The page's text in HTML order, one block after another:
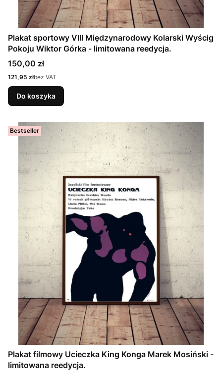
Plakat sportowy VIII Międzynarodowy Kolarski Wyścig
Pokoju Wiktor Górka - limitowana reedycja.
Cena
150,00 zł
Cena
121,95 złbez VAT
Do koszyka
Bestseller
Plakat filmowy Ucieczka King Konga Marek Mosiński -
limitowana reedycja.